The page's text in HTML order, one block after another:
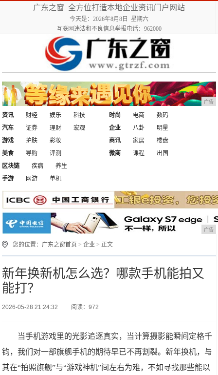
广东之窗_全方位打造本地企业资讯门户网站
今天是：2026年8月8日 星期六
互联网违法和不良信息举报电话：962000
广告
资讯 财经 娱乐
科技
汽车
证券 理财 宏观
时尚 电商
数码
企业
八卦
明星
游戏
护肤
彩妆
美食
导购 评测
商讯 家居
楼盘
微商
课程
出国
区块链
疾病
养生
手游
网游 单机
广告
您的位置： 广东之窗首页 >企业 > 正文
新年换新机怎么选？哪款手机能拍又
能打？
2026-05-28 21:24:32 阅读：972
当手机游戏里的光影追逐真实，当计算摄影能瞬间定格千
钧，我们对一部旗舰手机的期待早已不再割裂。新年换机，与
其在“拍照旗舰”与“游戏神机”间左右为难，不如寻找那些能以